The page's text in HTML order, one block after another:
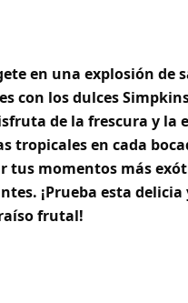
en una explosión de
con los dulces
de la frescura y la
tropicales en cada
tus momentos más
¡Prueba esta
frutal!